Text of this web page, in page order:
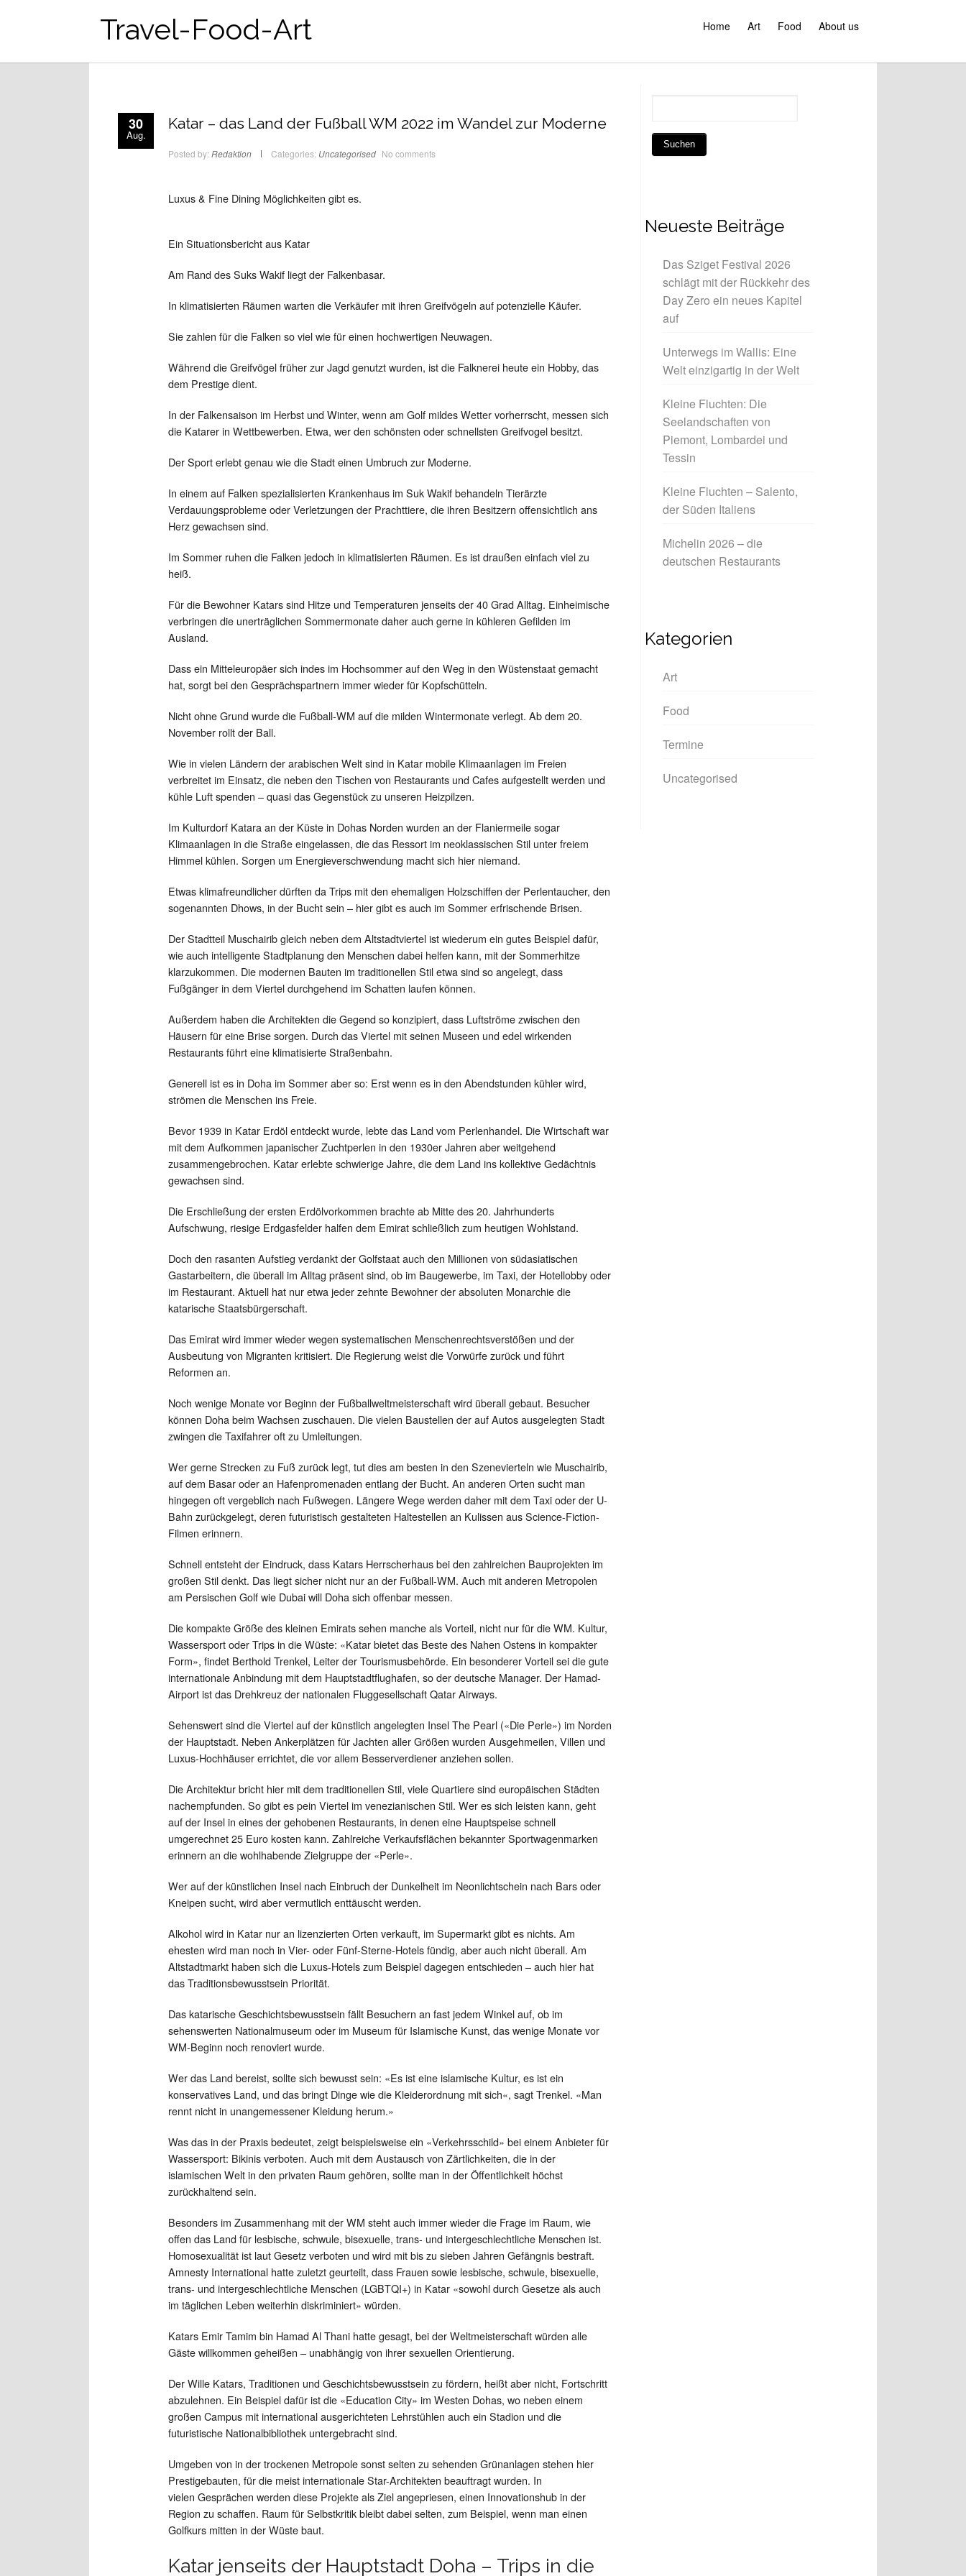
Travel-Food-Art Home Art Food About us
30
Aug.
Katar – das Land der Fußball WM 2022 im Wandel zur Moderne
Posted by: Redaktion Categories: Uncategorised No comments
Luxus & Fine Dining Möglichkeiten gibt es.
Ein Situationsbericht aus Katar
Am Rand des Suks Wakif liegt der Falkenbasar.
In klimatisierten Räumen warten die Verkäufer mit ihren Greifvögeln auf potenzielle Käufer.
Sie zahlen für die Falken so viel wie für einen hochwertigen Neuwagen.
Während die Greifvögel früher zur Jagd genutzt wurden, ist die Falknerei heute ein Hobby, das
dem Prestige dient.
In der Falkensaison im Herbst und Winter, wenn am Golf mildes Wetter vorherrscht, messen sich
die Katarer in Wettbewerben. Etwa, wer den schönsten oder schnellsten Greifvogel besitzt.
Der Sport erlebt genau wie die Stadt einen Umbruch zur Moderne.
In einem auf Falken spezialisierten Krankenhaus im Suk Wakif behandeln Tierärzte
Verdauungsprobleme oder Verletzungen der Prachttiere, die ihren Besitzern offensichtlich ans
Herz gewachsen sind.
Im Sommer ruhen die Falken jedoch in klimatisierten Räumen. Es ist draußen einfach viel zu
heiß.
Für die Bewohner Katars sind Hitze und Temperaturen jenseits der 40 Grad Alltag. Einheimische
verbringen die unerträglichen Sommermonate daher auch gerne in kühleren Gefilden im
Ausland.
Dass ein Mitteleuropäer sich indes im Hochsommer auf den Weg in den Wüstenstaat gemacht
hat, sorgt bei den Gesprächspartnern immer wieder für Kopfschütteln.
Nicht ohne Grund wurde die Fußball-WM auf die milden Wintermonate verlegt. Ab dem 20.
November rollt der Ball.
Wie in vielen Ländern der arabischen Welt sind in Katar mobile Klimaanlagen im Freien
verbreitet im Einsatz, die neben den Tischen von Restaurants und Cafes aufgestellt werden und
kühle Luft spenden – quasi das Gegenstück zu unseren Heizpilzen.
Im Kulturdorf Katara an der Küste in Dohas Norden wurden an der Flaniermeile sogar
Klimaanlagen in die Straße eingelassen, die das Ressort im neoklassischen Stil unter freiem
Himmel kühlen. Sorgen um Energieverschwendung macht sich hier niemand.
Etwas klimafreundlicher dürften da Trips mit den ehemaligen Holzschiffen der Perlentaucher, den
sogenannten Dhows, in der Bucht sein – hier gibt es auch im Sommer erfrischende Brisen.
Der Stadtteil Muschairib gleich neben dem Altstadtviertel ist wiederum ein gutes Beispiel dafür,
wie auch intelligente Stadtplanung den Menschen dabei helfen kann, mit der Sommerhitze
klarzukommen. Die modernen Bauten im traditionellen Stil etwa sind so angelegt, dass
Fußgänger in dem Viertel durchgehend im Schatten laufen können.
Außerdem haben die Architekten die Gegend so konzipiert, dass Luftströme zwischen den
Häusern für eine Brise sorgen. Durch das Viertel mit seinen Museen und edel wirkenden
Restaurants führt eine klimatisierte Straßenbahn.
Generell ist es in Doha im Sommer aber so: Erst wenn es in den Abendstunden kühler wird,
strömen die Menschen ins Freie.
Bevor 1939 in Katar Erdöl entdeckt wurde, lebte das Land vom Perlenhandel. Die Wirtschaft war
mit dem Aufkommen japanischer Zuchtperlen in den 1930er Jahren aber weitgehend
zusammengebrochen. Katar erlebte schwierige Jahre, die dem Land ins kollektive Gedächtnis
gewachsen sind.
Die Erschließung der ersten Erdölvorkommen brachte ab Mitte des 20. Jahrhunderts
Aufschwung, riesige Erdgasfelder halfen dem Emirat schließlich zum heutigen Wohlstand.
Doch den rasanten Aufstieg verdankt der Golfstaat auch den Millionen von südasiatischen
Gastarbeitern, die überall im Alltag präsent sind, ob im Baugewerbe, im Taxi, der Hotellobby oder
im Restaurant. Aktuell hat nur etwa jeder zehnte Bewohner der absoluten Monarchie die
katarische Staatsbürgerschaft.
Das Emirat wird immer wieder wegen systematischen Menschenrechtsverstößen und der
Ausbeutung von Migranten kritisiert. Die Regierung weist die Vorwürfe zurück und führt
Reformen an.
Noch wenige Monate vor Beginn der Fußballweltmeisterschaft wird überall gebaut. Besucher
können Doha beim Wachsen zuschauen. Die vielen Baustellen der auf Autos ausgelegten Stadt
zwingen die Taxifahrer oft zu Umleitungen.
Wer gerne Strecken zu Fuß zurück legt, tut dies am besten in den Szenevierteln wie Muschairib,
auf dem Basar oder an Hafenpromenaden entlang der Bucht. An anderen Orten sucht man
hingegen oft vergeblich nach Fußwegen. Längere Wege werden daher mit dem Taxi oder der U-
Bahn zurückgelegt, deren futuristisch gestalteten Haltestellen an Kulissen aus Science-Fiction-
Filmen erinnern.
Schnell entsteht der Eindruck, dass Katars Herrscherhaus bei den zahlreichen Bauprojekten im
großen Stil denkt. Das liegt sicher nicht nur an der Fußball-WM. Auch mit anderen Metropolen
am Persischen Golf wie Dubai will Doha sich offenbar messen.
Die kompakte Größe des kleinen Emirats sehen manche als Vorteil, nicht nur für die WM. Kultur,
Wassersport oder Trips in die Wüste: «Katar bietet das Beste des Nahen Ostens in kompakter
Form», findet Berthold Trenkel, Leiter der Tourismusbehörde. Ein besonderer Vorteil sei die gute
internationale Anbindung mit dem Hauptstadtflughafen, so der deutsche Manager. Der Hamad-
Airport ist das Drehkreuz der nationalen Fluggesellschaft Qatar Airways.
Sehenswert sind die Viertel auf der künstlich angelegten Insel The Pearl («Die Perle») im Norden
der Hauptstadt. Neben Ankerplätzen für Jachten aller Größen wurden Ausgehmeilen, Villen und
Luxus-Hochhäuser errichtet, die vor allem Besserverdiener anziehen sollen.
Die Architektur bricht hier mit dem traditionellen Stil, viele Quartiere sind europäischen Städten
nachempfunden. So gibt es pein Viertel im venezianischen Stil. Wer es sich leisten kann, geht
auf der Insel in eines der gehobenen Restaurants, in denen eine Hauptspeise schnell
umgerechnet 25 Euro kosten kann. Zahlreiche Verkaufsflächen bekannter Sportwagenmarken
erinnern an die wohlhabende Zielgruppe der «Perle».
Wer auf der künstlichen Insel nach Einbruch der Dunkelheit im Neonlichtschein nach Bars oder
Kneipen sucht, wird aber vermutlich enttäuscht werden.
Alkohol wird in Katar nur an lizenzierten Orten verkauft, im Supermarkt gibt es nichts. Am
ehesten wird man noch in Vier- oder Fünf-Sterne-Hotels fündig, aber auch nicht überall. Am
Altstadtmarkt haben sich die Luxus-Hotels zum Beispiel dagegen entschieden – auch hier hat
das Traditionsbewusstsein Priorität.
Das katarische Geschichtsbewusstsein fällt Besuchern an fast jedem Winkel auf, ob im
sehenswerten Nationalmuseum oder im Museum für Islamische Kunst, das wenige Monate vor
WM-Beginn noch renoviert wurde.
Wer das Land bereist, sollte sich bewusst sein: «Es ist eine islamische Kultur, es ist ein
konservatives Land, und das bringt Dinge wie die Kleiderordnung mit sich«, sagt Trenkel. «Man
rennt nicht in unangemessener Kleidung herum.»
Was das in der Praxis bedeutet, zeigt beispielsweise ein «Verkehrsschild» bei einem Anbieter für
Wassersport: Bikinis verboten. Auch mit dem Austausch von Zärtlichkeiten, die in der
islamischen Welt in den privaten Raum gehören, sollte man in der Öffentlichkeit höchst
zurückhaltend sein.
Besonders im Zusammenhang mit der WM steht auch immer wieder die Frage im Raum, wie
offen das Land für lesbische, schwule, bisexuelle, trans- und intergeschlechtliche Menschen ist.
Homosexualität ist laut Gesetz verboten und wird mit bis zu sieben Jahren Gefängnis bestraft.
Amnesty International hatte zuletzt geurteilt, dass Frauen sowie lesbische, schwule, bisexuelle,
trans- und intergeschlechtliche Menschen (LGBTQI+) in Katar «sowohl durch Gesetze als auch
im täglichen Leben weiterhin diskriminiert» würden.
Katars Emir Tamim bin Hamad Al Thani hatte gesagt, bei der Weltmeisterschaft würden alle
Gäste willkommen geheißen – unabhängig von ihrer sexuellen Orientierung.
Der Wille Katars, Traditionen und Geschichtsbewusstsein zu fördern, heißt aber nicht, Fortschritt
abzulehnen. Ein Beispiel dafür ist die «Education City» im Westen Dohas, wo neben einem
großen Campus mit international ausgerichteten Lehrstühlen auch ein Stadion und die
futuristische Nationalbibliothek untergebracht sind.
Umgeben von in der trockenen Metropole sonst selten zu sehenden Grünanlagen stehen hier
Prestigebauten, für die meist internationale Star-Architekten beauftragt wurden. In
vielen Gesprächen werden diese Projekte als Ziel angepriesen, einen Innovationshub in der
Region zu schaffen. Raum für Selbstkritik bleibt dabei selten, zum Beispiel, wenn man einen
Golfkurs mitten in der Wüste baut.
Katar jenseits der Hauptstadt Doha – Trips in die
Neueste Beiträge
Das Sziget Festival 2026
schlägt mit der Rückkehr des
Day Zero ein neues Kapitel
auf
Unterwegs im Wallis: Eine
Welt einzigartig in der Welt
Kleine Fluchten: Die
Seelandschaften von
Piemont, Lombardei und
Tessin
Kleine Fluchten – Salento,
der Süden Italiens
Michelin 2026 – die
deutschen Restaurants
Kategorien
Art
Food
Termine
Uncategorised